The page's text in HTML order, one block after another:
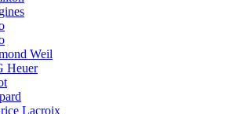
Weil
Heuer
Lacroix